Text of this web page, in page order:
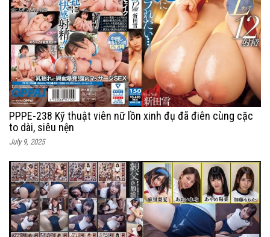
PPPE-238 Kỹ thuật viên nữ lồn xinh đụ đã điên cùng cặc
to dài, siêu nện
July 9, 2025